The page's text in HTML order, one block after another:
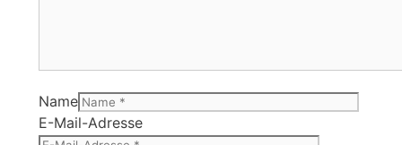
Name
E-Mail-Adresse